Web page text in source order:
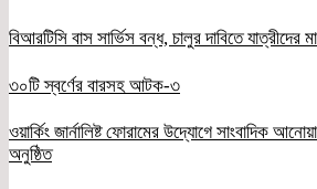
বিআরটিসি বাস সার্ভিস বন্ধ, চালুর দাবিতে যাত্রীদের
৩০টি স্বর্ণের বারসহ আটক-৩
ওয়ার্কিং জার্নালিষ্ট ফোরামের উদ্যোগে সাংবাদিক
অনুষ্ঠিত